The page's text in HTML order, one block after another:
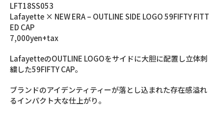
LFT18SS053
Lafayette × NEW ERA – OUTLINE SIDE LOGO 59FIFTY FITT
ED CAP
7,000yen+tax
LafayetteのOUTLINE LOGOをサイドに大胆に配置し立体刺
繍した59FIFTY CAP。
ブランドのアイデンティティーが落とし込まれた存在感溢れ
るインパクト大な仕上がり。